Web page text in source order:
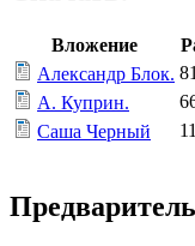
Вложение
Александр Блок.
А. Куприн.
Саша Черный